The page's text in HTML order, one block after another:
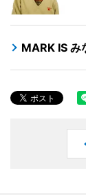
MARK IS み